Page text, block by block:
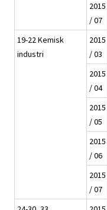
2015
/ 07
19-22 Kemisk
industri
2015
/ 03
2015
/ 04
2015
/ 05
2015
/ 06
2015
/ 07